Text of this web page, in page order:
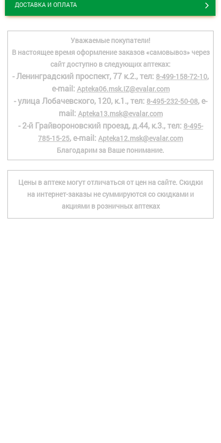
ДОСТАВКА И ОПЛАТА
Уважаемые покупатели!
В настоящее время оформление заказов «самовывоз» через
сайт доступно в следующих аптеках:
- Ленинградский проспект, 77 к.2., тел: 8-499-158-72-10,
e-mail: Apteka06.msk.IZ@evalar.com
- улица Лобачевского, 120, к.1., тел: 8-495-232-50-08, e-
mail: Apteka13.msk@evalar.com
- 2-й Грайвороновский проезд, д.44, к.3., тел: 8-495-
785-15-25, e-mail: Apteka12.msk@evalar.com
Благодарим за Ваше понимание.
Цены в аптеке могут отличаться от цен на сайте. Скидки
на интернет-заказы не суммируются со скидками и
акциями в розничных аптеках